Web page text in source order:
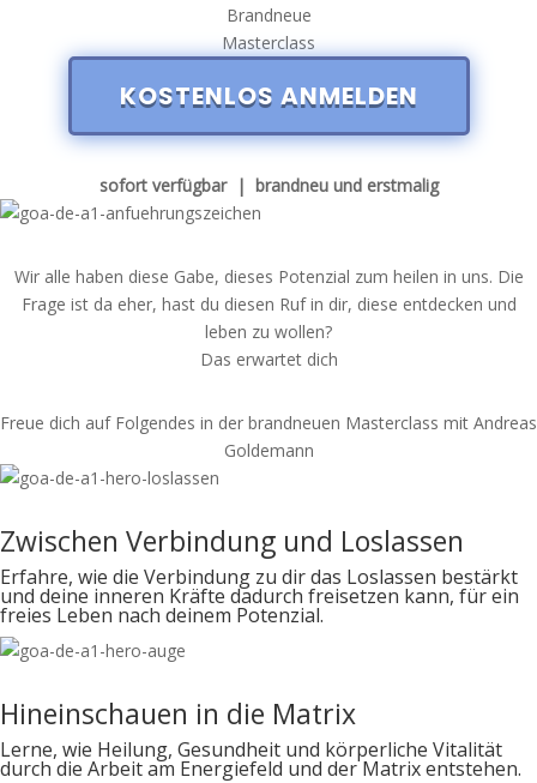
Brandneue
Masterclass
KOSTENLOS ANMELDEN
sofort verfügbar | brandneu und erstmalig
Wir alle haben diese Gabe, dieses Potenzial zum heilen in uns. Die
Frage ist da eher, hast du diesen Ruf in dir, diese entdecken und
leben zu wollen?
Das erwartet dich
Freue dich auf Folgendes in der brandneuen Masterclass mit Andreas
Goldemann
Zwischen Verbindung und Loslassen
Erfahre, wie die Verbindung zu dir das Loslassen bestärkt
und deine inneren Kräfte dadurch freisetzen kann, für ein
freies Leben nach deinem Potenzial.
Hineinschauen in die Matrix
Lerne, wie Heilung, Gesundheit und körperliche Vitalität
durch die Arbeit am Energiefeld und der Matrix entstehen.